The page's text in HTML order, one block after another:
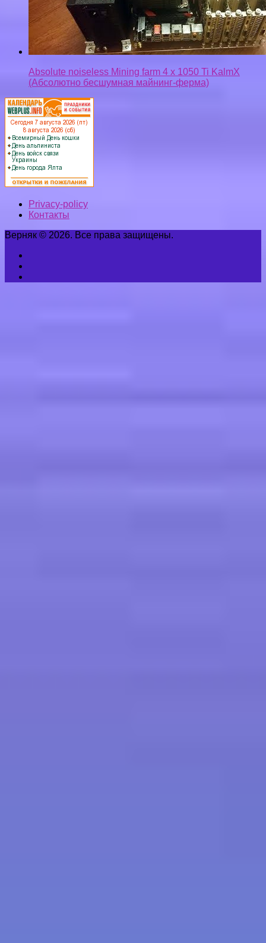
Absolute noiseless Mining farm 4 x 1050 Ti KalmX
(Абсолютно бесшумная майнинг-ферма)
Privacy-policy
Контакты
Верняк © 2026. Все права защищены.